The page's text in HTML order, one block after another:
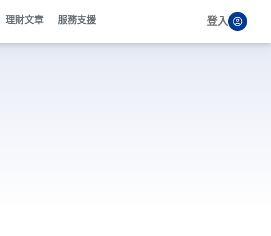
理財文章 服務支援 登入